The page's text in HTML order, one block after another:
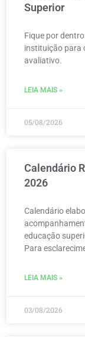
Superior
Fique por
instituição para
avaliativo.
LEIA MAIS »
05/08/2026
Calendário
2026
Calendário
educação
Para
LEIA MAIS »
03/08/2026